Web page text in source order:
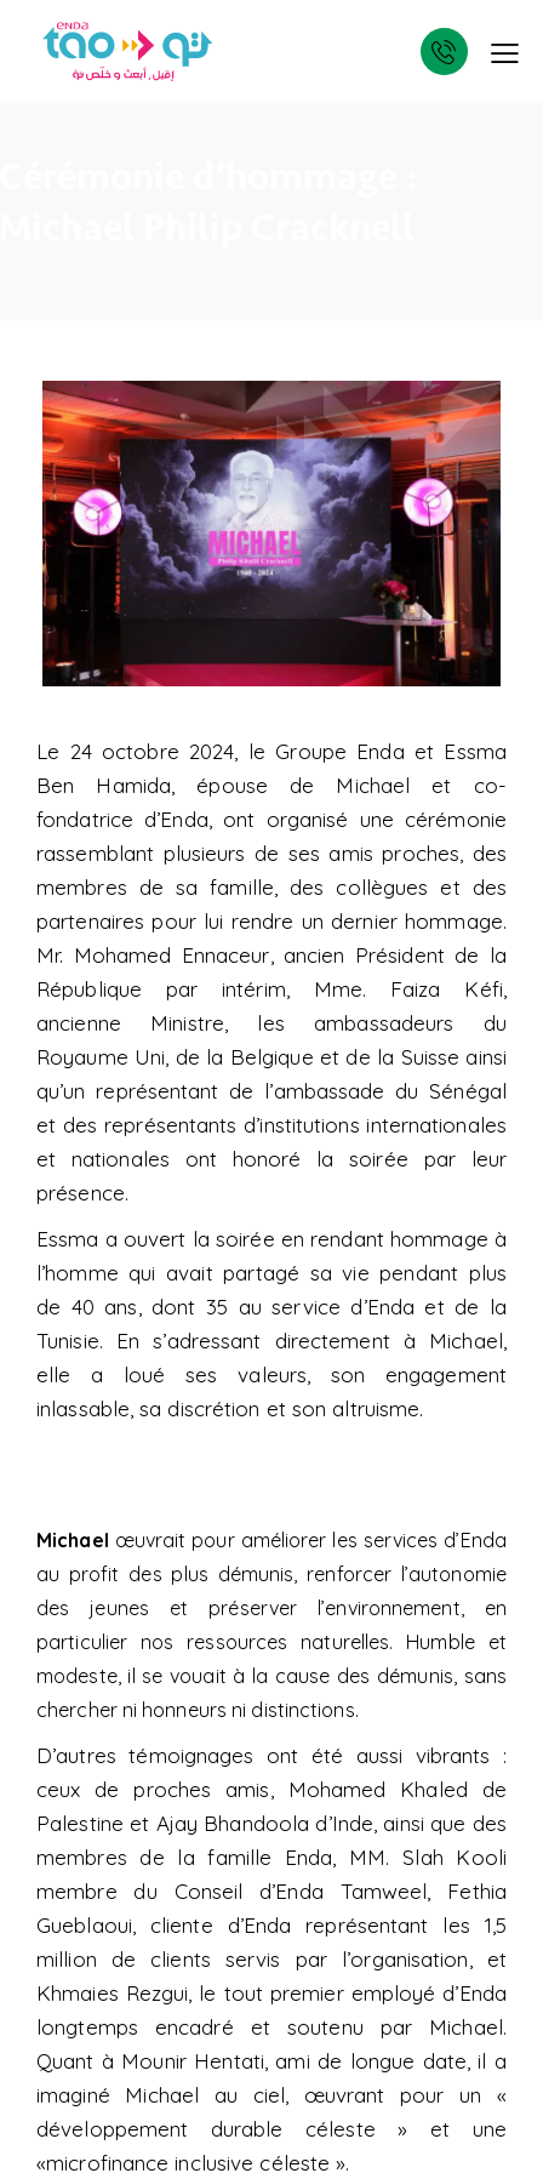
Le 24 octobre 2024, le Groupe Enda et Essma
Ben Hamida, épouse de Michael et co-
fondatrice d’Enda, ont organisé une cérémonie
rassemblant plusieurs de ses amis proches, des
membres de sa famille, des collègues et des
partenaires pour lui rendre un dernier hommage.
Mr. Mohamed Ennaceur, ancien Président de la
République par intérim, Mme. Faiza Kéfi,
ancienne Ministre, les ambassadeurs du
Royaume Uni, de la Belgique et de la Suisse ainsi
qu’un représentant de l’ambassade du Sénégal
et des représentants d’institutions internationales
et nationales ont honoré la soirée par leur
présence.
Essma a ouvert la soirée en rendant hommage à
l’homme qui avait partagé sa vie pendant plus
de 40 ans, dont 35 au service d’Enda et de la
Tunisie. En s’adressant directement à Michael,
elle a loué ses valeurs, son engagement
inlassable, sa discrétion et son altruisme.
Michael œuvrait pour améliorer les services d’Enda
au profit des plus démunis, renforcer l’autonomie
des jeunes et préserver l’environnement, en
particulier nos ressources naturelles. Humble et
modeste, il se vouait à la cause des démunis, sans
chercher ni honneurs ni distinctions.
D’autres témoignages ont été aussi vibrants :
ceux de proches amis, Mohamed Khaled de
Palestine et Ajay Bhandoola d’Inde, ainsi que des
membres de la famille Enda, MM. Slah Kooli
membre du Conseil d’Enda Tamweel, Fethia
Gueblaoui, cliente d’Enda représentant les 1,5
million de clients servis par l’organisation, et
Khmaies Rezgui, le tout premier employé d’Enda
longtemps encadré et soutenu par Michael.
Quant à Mounir Hentati, ami de longue date, il a
imaginé Michael au ciel, œuvrant pour un «
développement durable céleste » et une
«microfinance inclusive céleste ».